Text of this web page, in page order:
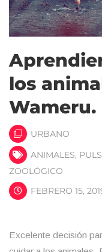
los
Wameru.
URBANO
ANIMALES,
ZOOLÓGICO
FEBRERO 15,
Excelente decisión